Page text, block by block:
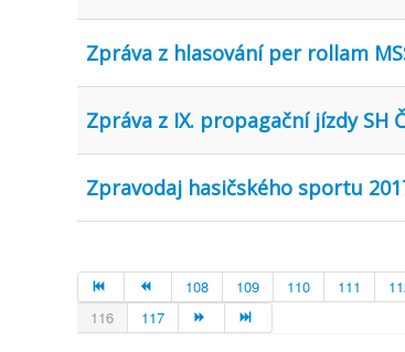
Zpráva z hlasování per rollam
Zpráva z IX. propagační jízdy SH
Zpravodaj hasičského sportu
108
109 110 111
116
117